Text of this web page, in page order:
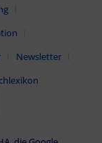
Newsletter